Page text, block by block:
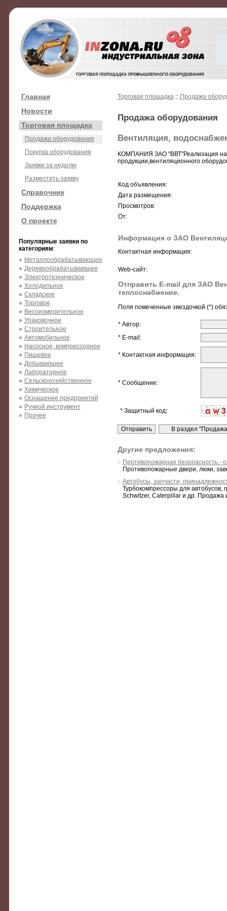
Главная
Новости
Торговая площадка
Продажа оборудования
Покупка оборудования
Заявки за неделю
Разместить заявку
Справочник
Поддержка
О проекте
Популярные заявки по
категориям:
Металлообрабатывающее
Деревообрабатывающее
Электротехническое
Холодильное
Складское
Торговое
Весоизмерительное
Упаковочное
Строительное
Автомобильное
Насосное, компрессорное
Пищевое
Добывающее
Лабораторное
Сельскохозяйственное
Химическое
Оснащение предприятий
Ручной инструмент
Прочее
Торговая площадка:: Продажа
Продажа оборудования
Вентиляция,
КОМПАНИЯ ЗАО "ВВТ"Реализация
продукции,вентиляционного
Код объявления:
Дата размещения:
Просмотров:
От:
Информация о ЗАО
Контактная информация:
Web-сайт:
Отправить E-mail для ЗАО
теплоснабжение.
Поля помеченные звездочкой (*)
* Автор:
* E-mail:
* Контактная информация:
* Сообщение:
* Защитный код:
Другие предложения:
Противопожарная безопасность -
Противопожарные двери, люки,
Автобусы, запчасти,
Турбокомпрессоры для автобусов,
Schwitzer, Caterpillar и др. Продажа